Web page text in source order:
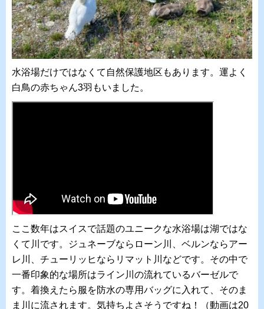
水浴場だけではなくて自然保護地区もあります。運よく
白鳥の赤ちゃん3羽もいました。
ここ数年はスイスで話題のユニークな水浴場は湖ではな
くて川です。ジュネーブならローン川、ベルンならアー
レ川、チューリッヒならリマット川などです。その中で
一番印象的な場所はライン川の流れているバーゼルで
す。着換えたら服を防水の専用バッグに入れて、そのま
ま川に流されます。気持ちよさそうですね！（動画は20